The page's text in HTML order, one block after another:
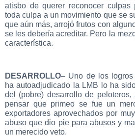
atisbo de querer reconocer culpas
toda culpa a un movimiento que se
que aún más, arrojó frutos con
se les debería acreditar. Pero la
característica.
DESARROLLO– Uno de los logros
ha autoadjudicado la LMB lo ha
del (pobre) desarrollo de
pensar que primeo se fue un
exportadores aprovechados por
abuso que dio pie para abusos y
un merecido veto.